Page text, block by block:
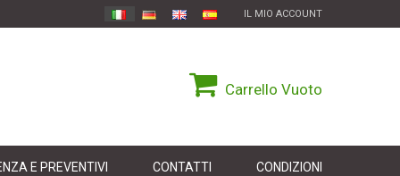
IL MIO ACCOUNT
Carrello Vuoto
E PREVENTIVI CONTATTI CONDIZIONI